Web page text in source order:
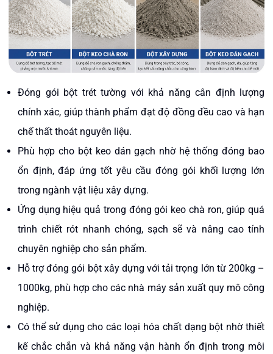
Đóng gói bột trét tường với khả năng cân định lượng
chính xác, giúp thành phẩm đạt độ đồng đều cao và hạn
chế thất thoát nguyên liệu.
Phù hợp cho bột keo dán gạch nhờ hệ thống đóng bao
ổn định, đáp ứng tốt yêu cầu đóng gói khối lượng lớn
trong ngành vật liệu xây dựng.
Ứng dụng hiệu quả trong đóng gói keo chà ron, giúp quá
trình chiết rót nhanh chóng, sạch sẽ và nâng cao tính
chuyên nghiệp cho sản phẩm.
Hỗ trợ đóng gói bột xây dựng với tải trọng lớn từ 200kg –
1000kg, phù hợp cho các nhà máy sản xuất quy mô công
nghiệp.
Có thể sử dụng cho các loại hóa chất dạng bột nhờ thiết
kế chắc chắn và khả năng vận hành ổn định trong môi